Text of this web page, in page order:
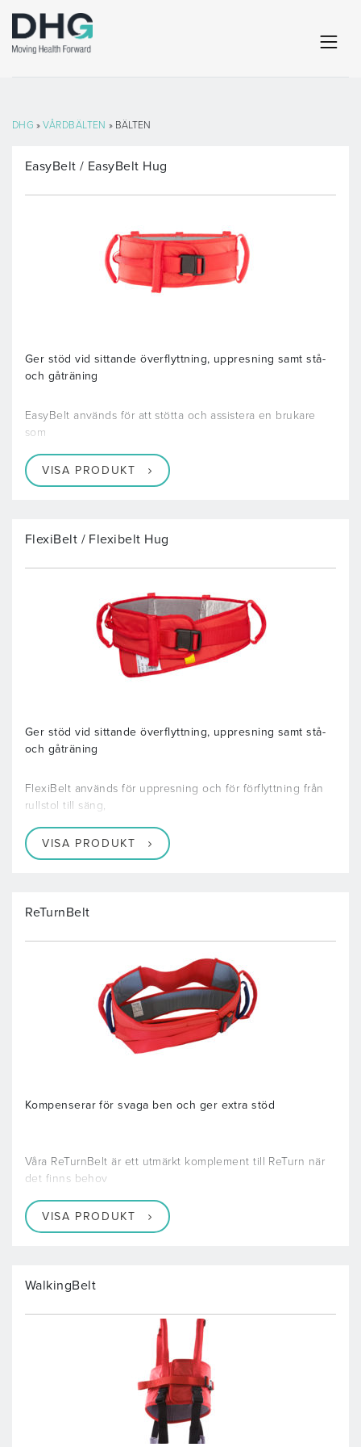
DHG »VÅRDBÄLTEN » BÄLTEN
EasyBelt / EasyBelt Hug
Ger stöd vid sittande överflyttning, uppresning samt stå-
och gåträning
EasyBelt används för att stötta och assistera en brukare
som
VISA PRODUKT
FlexiBelt / Flexibelt Hug
Ger stöd vid sittande överflyttning, uppresning samt stå-
och gåträning
FlexiBelt används för uppresning och för förflyttning från
rullstol till säng,
VISA PRODUKT
ReTurnBelt
Kompenserar för svaga ben och ger extra stöd
Våra ReTurnBelt är ett utmärkt komplement till ReTurn när
det finns behov
VISA PRODUKT
WalkingBelt